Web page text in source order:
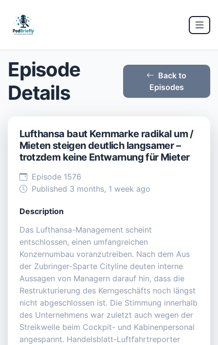
Episode
Details
Back to
Episodes
Lufthansa baut Kernmarke radikal um /
Mieten steigen deutlich langsamer –
trotzdem keine Entwarnung für Mieter
Episode 1576
Published 3 months, 1 week ago
Description
Das Lufthansa-Management scheint
entschlossen, einen umfangreichen
Konzernumbau voranzutreiben. Nach dem Aus
der Zubringer-Sparte Cityline deuten interne
Aussagen von Managern darauf hin, dass die
Restrukturierung des Kerngeschäfts noch längst
nicht abgeschlossen ist. Die Stimmung innerhalb
des Unternehmens war zuletzt auch wegen der
Streikwelle beim Cockpit- und Kabinenpersonal
angespannt. Handelsblatt-Luftfahrtreporter